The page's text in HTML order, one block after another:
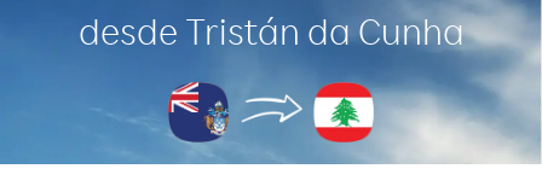
desde Tristán da Cunha